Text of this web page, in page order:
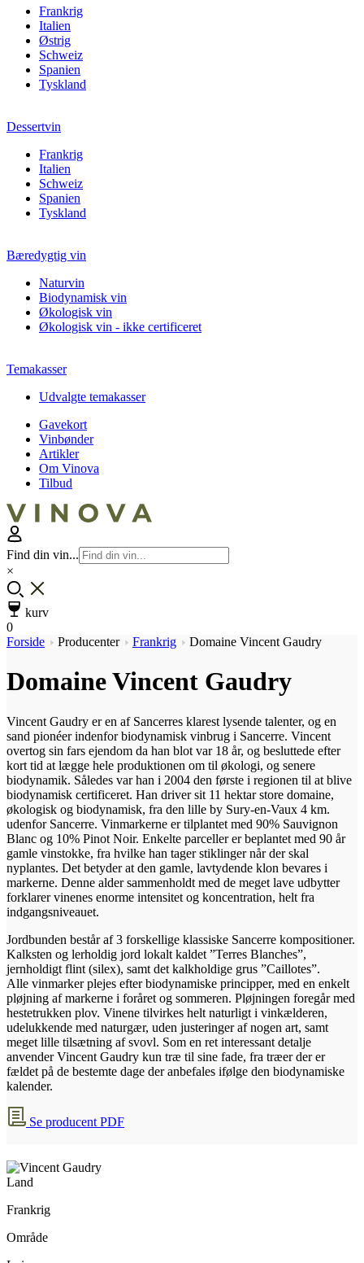
Frankrig
Italien
Østrig
Schweiz
Spanien
Tyskland
Dessertvin
Frankrig
Italien
Schweiz
Spanien
Tyskland
Bæredygtig vin
Naturvin
Biodynamisk vin
Økologisk vin
Økologisk vin - ikke certificeret
Temakasser
Udvalgte temakasser
Gavekort
Vinbønder
Artikler
Om Vinova
Tilbud
Find din vin...
×
kurv
0
Forside
Producenter Frankrig Domaine Vincent Gaudry
Domaine Vincent Gaudry
Vincent Gaudry er en af Sancerres klarest lysende talenter, og en
sand pionéer indenfor biodynamisk vinbrug i Sancerre. Vincent
overtog sin fars ejendom da han blot var 18 år, og besluttede efter
kort tid at lægge hele produktionen om til økologi, og senere
biodynamik. Således var han i 2004 den første i regionen til at blive
biodynamisk certificeret. Han driver sit 11 hektar store domaine,
økologisk og biodynamisk, fra den lille by Sury-en-Vaux 4 km.
udenfor Sancerre. Vinmarkerne er tilplantet med 90% Sauvignon
Blanc og 10% Pinot Noir. Enkelte parceller er beplantet med 90 år
gamle vinstokke, fra hvilke han tager stiklinger når der skal
nyplantes. Det betyder at den gamle, lavtydende klon bevares i
markerne. Denne alder sammenholdt med de meget lave udbytter
forklarer vinenes enorme intensitet og koncentration, helt fra
indgangsniveauet.
Jordbunden består af 3 forskellige klassiske Sancerre kompositioner.
Kalksten og lerholdig jord lokalt kaldet ”Terres Blanches”,
jernholdigt flint (silex), samt det kalkholdige grus ”Caillotes”.
Alle vinmarker plejes efter biodynamiske principper, med en enkelt
pløjning af markerne i foråret og sommeren. Pløjningen foregår med
hestetrukken plov. Vinene tilvirkes helt naturligt i vinkælderen,
udelukkende med naturgær, uden justeringer af nogen art, samt
meget lille tilsætning af svovl. Som en ret interessant detalje
anvender Vincent Gaudry kun træ til sine fade, fra træer der er
fældet på de bestemte dage der anbefales ifølge den biodynamiske
kalender.
Se producent PDF
Land
Frankrig
Område